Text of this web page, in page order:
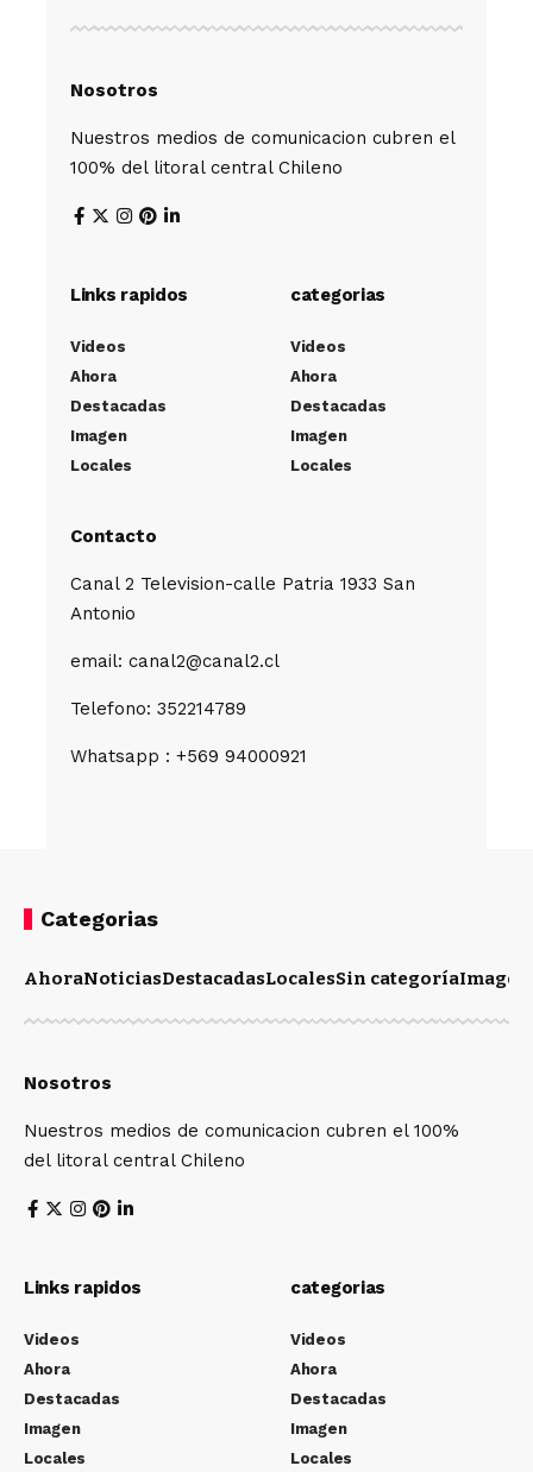
Nosotros
Nuestros medios de comunicacion cubren el
100% del litoral central Chileno
Links rapidos
Videos
Ahora
Destacadas
Imagen
Locales
categorias
Videos
Ahora
Destacadas
Imagen
Locales
Contacto
Canal 2 Television-calle Patria 1933 San
Antonio
email: canal2@canal2.cl
Telefono: 352214789
Whatsapp : +569 94000921
Categorias
AhoraNoticiasDestacadasLocalesSin categoríaImagen
Nosotros
Nuestros medios de comunicacion cubren el 100%
del litoral central Chileno
Links rapidos
Videos
Ahora
Destacadas
Imagen
Locales
categorias
Videos
Ahora
Destacadas
Imagen
Locales